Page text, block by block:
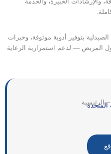
بتوفير أدوية موثوقة، وخبرات
المريض — لدعم استمرارية الرعاية
الرئيسية
المتحدة